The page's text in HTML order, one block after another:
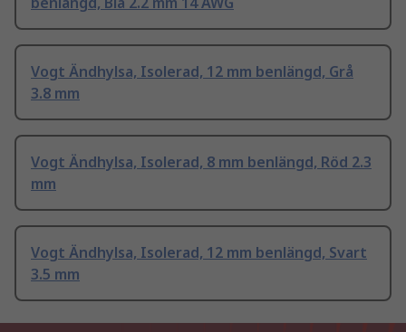
Vogt Ändhylsa, Isolerad, 12 mm benlängd, Grå
3.8 mm
Vogt Ändhylsa, Isolerad, 8 mm benlängd, Röd 2.3
mm
Vogt Ändhylsa, Isolerad, 12 mm benlängd, Svart
3.5 mm